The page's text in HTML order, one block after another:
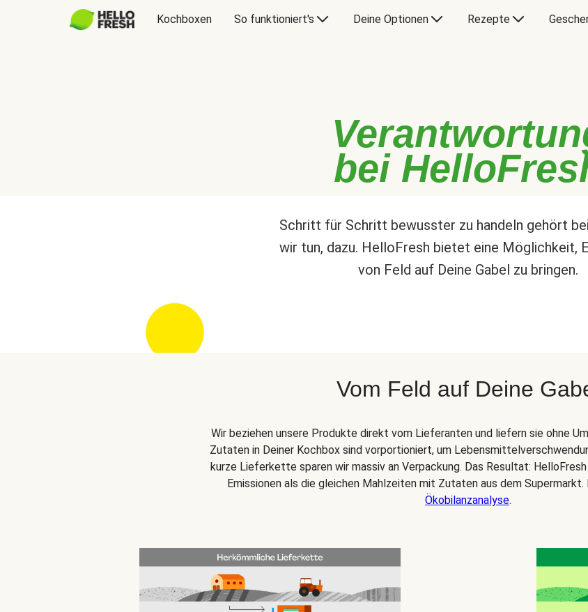
Kochboxen So funktioniert's Deine Optionen Rezepte
bei
Schritt für Schritt bewusster zu handeln gehört
wir tun, dazu. HelloFresh bietet eine Möglichkeit,
von Feld auf Deine Gabel zu bringen.
Vom Feld auf Deine
Wir beziehen unsere Produkte direkt vom Lieferanten und liefern sie ohne
Zutaten in Deiner Kochbox sind vorportioniert, um
kurze Lieferkette sparen wir massiv an Verpackung. Das Resultat:
Emissionen als die gleichen Mahlzeiten mit Zutaten aus dem Supermarkt.
Ökobilanzanalyse.